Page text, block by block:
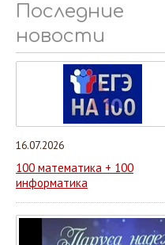
Последние
новости
16.07.2026
100 математика + 100
информатика